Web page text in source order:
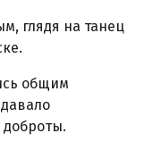
глядя на танец
общим
доброты.